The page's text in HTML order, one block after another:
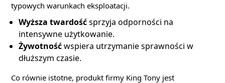
typowych warunkach eksploatacji.
Wyższa twardośćsprzyja odporności na
intensywne użytkowanie.
Żywotnośćwspiera utrzymanie sprawności w
dłuższym czasie.
Co równie istotne, produkt firmy King Tony jest